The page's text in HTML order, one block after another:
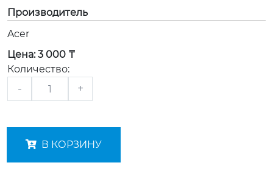
Производитель
Acer
Цена: 3 000 ₸
Количество:
- +
В КОРЗИНУ